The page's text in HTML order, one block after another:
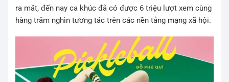
ra mắt, đến nay ca khúc đã có được 6 triệu lượt xem cùng
hàng trăm nghìn tương tác trên các nền tảng mạng xã hội.